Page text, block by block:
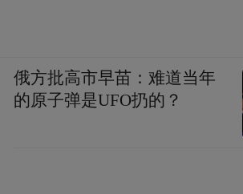
俄方批高市早苗：难道当年
的原子弹是UFO扔的？